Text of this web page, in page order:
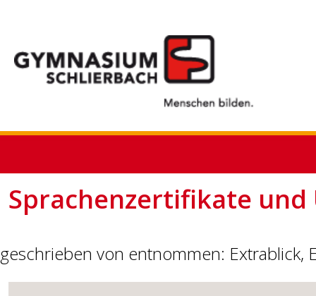
Sprachenzertifikate
geschrieben von entnommen: Extrablick,